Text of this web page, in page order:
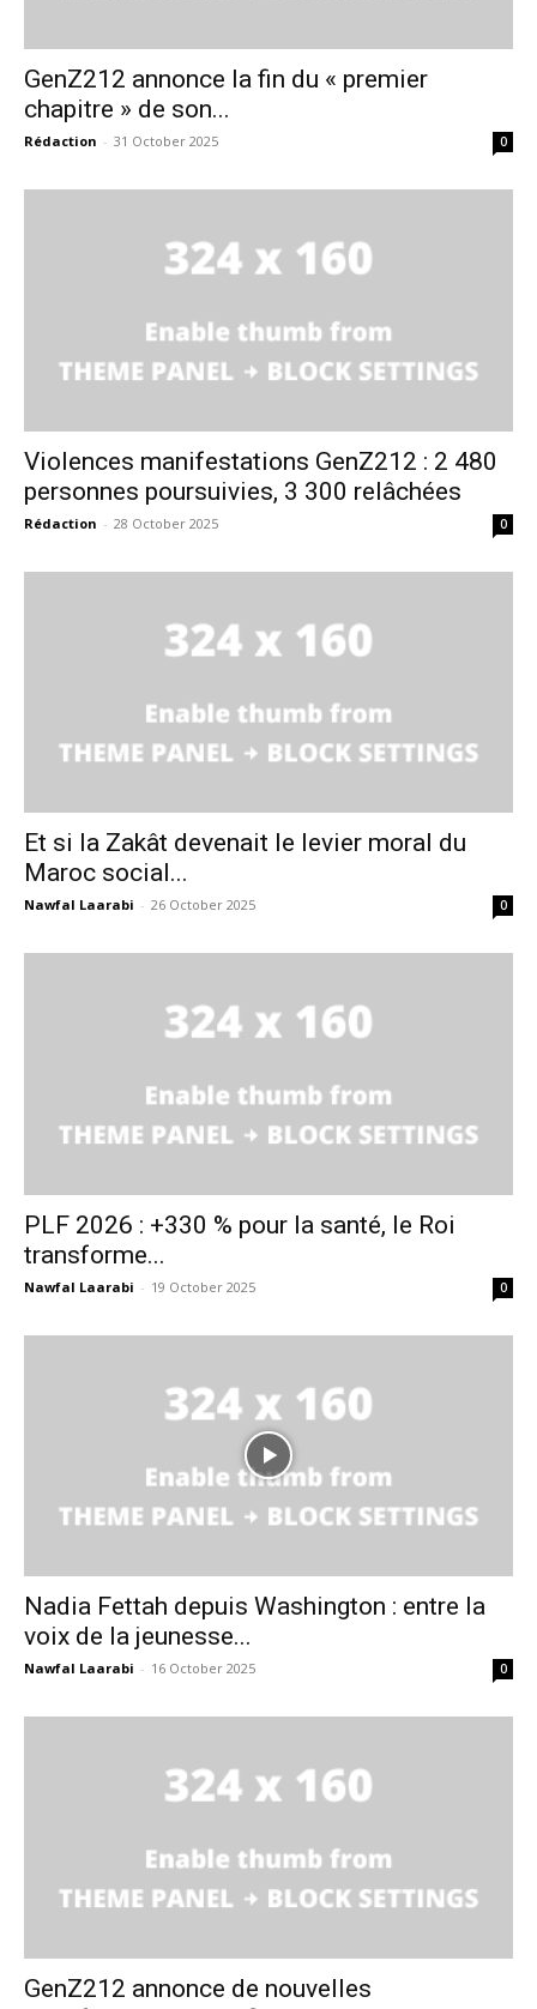
le1.ma
l'information
GenZ212 annonce la fin du « premier
chapitre » de son...
Rédaction - 31 October 2025 0
Violences manifestations GenZ212 : 2 480
personnes poursuivies, 3 300 relâchées
Rédaction - 28 October 2025 0
Et si la Zakât devenait le levier moral du
Maroc social...
Nawfal Laarabi - 26 October 2025 0
PLF 2026 : +330 % pour la santé, le Roi
transforme...
Nawfal Laarabi - 19 October 2025 0
Nadia Fettah depuis Washington : entre la
voix de la jeunesse...
Nawfal Laarabi - 16 October 2025 0
GenZ212 annonce de nouvelles